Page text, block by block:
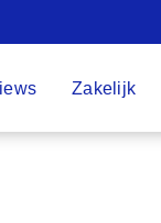
Zakelijk